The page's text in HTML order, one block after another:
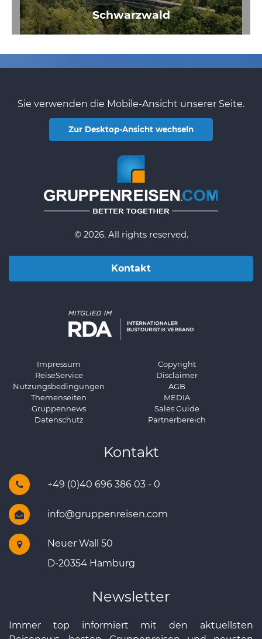
Schwarzwald
Sie verwenden die Mobile-Ansicht unserer Seite.
Zur Desktop-Ansicht wechseln
© 2026. All rights reserved.
Kontakt
Impressum
ReiseService
Nutzungsbedingungen
Themenseiten
Gruppennews
Datenschutz
Copyright
Disclaimer
AGB
MEDIA
Sales Guide
Partnerbereich
Kontakt
+49 (0)40 696 386 03 - 0
info@gruppenreisen.com
Neuer Wall 50
D-20354 Hamburg
Newsletter
Immer top informiert mit den aktuellsten